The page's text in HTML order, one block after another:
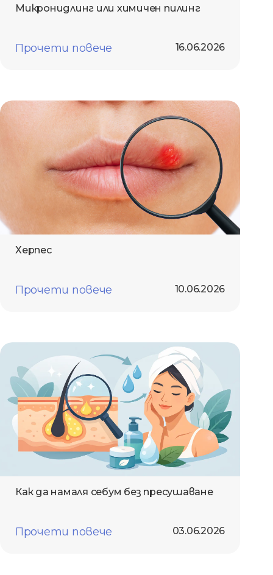
Микронидлинг или химичен пилинг
16.06.2026
Прочети повече
Херпес
10.06.2026
Прочети повече
Как да намаля себум без пресушаване
03.06.2026
Прочети повече